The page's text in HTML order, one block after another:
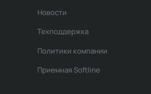
Новости
Техподдержка
Политики компании
Приемная Softline